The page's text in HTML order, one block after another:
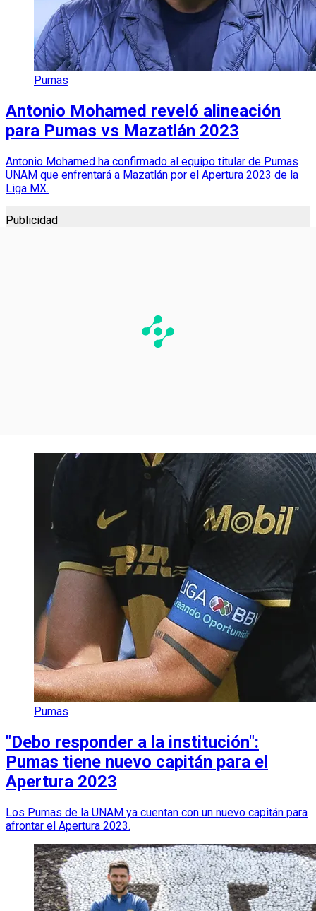
Pumas
Antonio Mohamed reveló alineación
para Pumas vs Mazatlán 2023
Antonio Mohamed ha confirmado al equipo titular de Pumas
UNAM que enfrentará a Mazatlán por el Apertura 2023 de la
Liga MX.
Publicidad
Pumas
"Debo responder a la institución":
Pumas tiene nuevo capitán para el
Apertura 2023
Los Pumas de la UNAM ya cuentan con un nuevo capitán para
afrontar el Apertura 2023.